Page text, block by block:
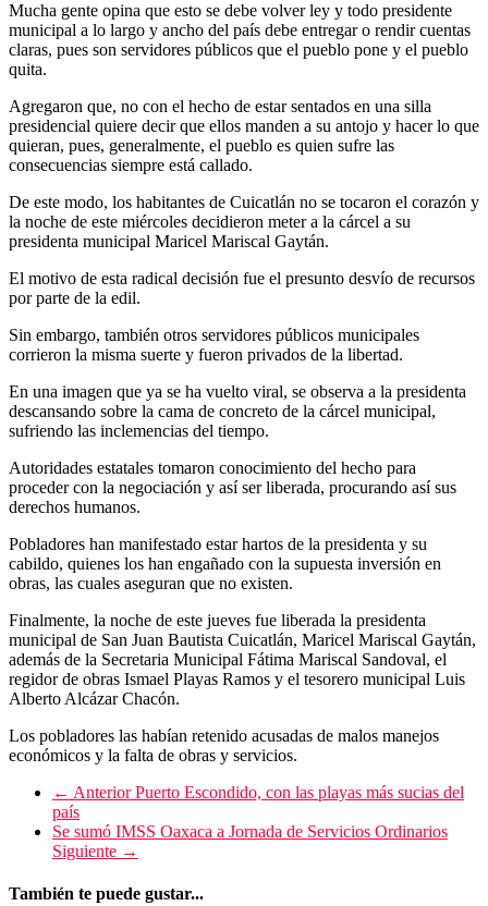
Mucha gente opina que esto se debe volver ley y todo presidente
municipal a lo largo y ancho del país debe entregar o rendir cuentas
claras, pues son servidores públicos que el pueblo pone y el pueblo
quita.
Agregaron que, no con el hecho de estar sentados en una silla
presidencial quiere decir que ellos manden a su antojo y hacer lo que
quieran, pues, generalmente, el pueblo es quien sufre las
consecuencias siempre está callado.
De este modo, los habitantes de Cuicatlán no se tocaron el corazón y
la noche de este miércoles decidieron meter a la cárcel a su
presidenta municipal Maricel Mariscal Gaytán.
El motivo de esta radical decisión fue el presunto desvío de recursos
por parte de la edil.
Sin embargo, también otros servidores públicos municipales
corrieron la misma suerte y fueron privados de la libertad.
En una imagen que ya se ha vuelto viral, se observa a la presidenta
descansando sobre la cama de concreto de la cárcel municipal,
sufriendo las inclemencias del tiempo.
Autoridades estatales tomaron conocimiento del hecho para
proceder con la negociación y así ser liberada, procurando así sus
derechos humanos.
Pobladores han manifestado estar hartos de la presidenta y su
cabildo, quienes los han engañado con la supuesta inversión en
obras, las cuales aseguran que no existen.
Finalmente, la noche de este jueves fue liberada la presidenta
municipal de San Juan Bautista Cuicatlán, Maricel Mariscal Gaytán,
además de la Secretaria Municipal Fátima Mariscal Sandoval, el
regidor de obras Ismael Playas Ramos y el tesorero municipal Luis
Alberto Alcázar Chacón.
Los pobladores las habían retenido acusadas de malos manejos
económicos y la falta de obras y servicios.
← AnteriorPuerto Escondido, con las playas más sucias del
país
Se sumó IMSS Oaxaca a Jornada de Servicios Ordinarios
Siguiente →
También te puede gustar...